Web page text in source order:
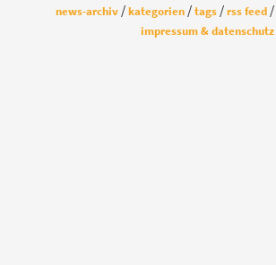
news-archiv kategorien tags
rss feed
impressum & datenschutz